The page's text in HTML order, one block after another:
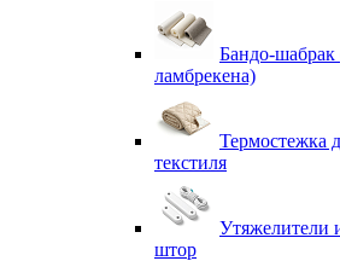
Бандо-шабрак
ламбрекена)
Термостежка
текстиля
Утяжелители
штор